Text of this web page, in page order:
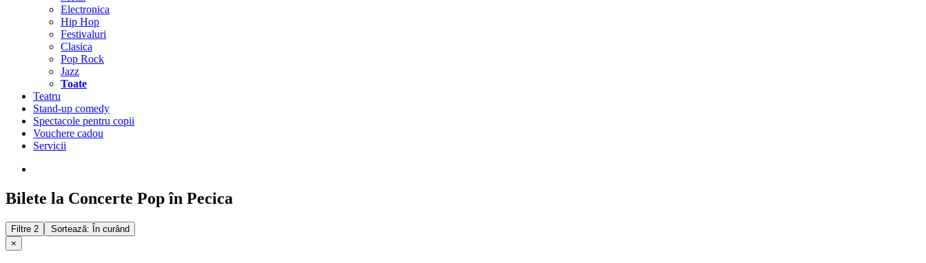
Electronica
Hip Hop
Festivaluri
Clasica
Pop Rock
Jazz
Toate
Teatru
Stand-up comedy
Spectacole pentru copii
Vouchere cadou
Servicii
Bilete la Concerte Pop în Pecica
Filtre 2
Sortează: În curând
×